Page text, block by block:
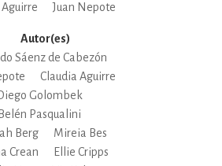
Juan Nepote
Autor(es)
Sáenz de Cabezón
Claudia Aguirre
Golombek
Belén Pasqualini
Berg
Mireia Bes
Crean
Ellie Cripps